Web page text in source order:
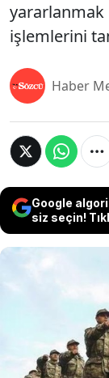
yararlanmak
işlemlerini
Haber
Google
siz seçin!